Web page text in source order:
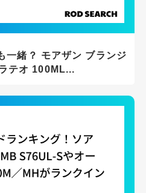
一緒？ モアザン ブランジ
テオ 100ML...